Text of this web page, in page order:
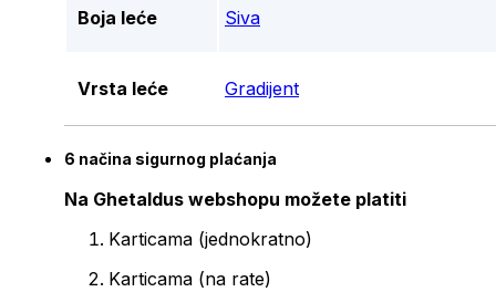
Boja leće Siva
Vrsta leće Gradijent
6 načina sigurnog plaćanja
Na Ghetaldus webshopu možete platiti
Karticama (jednokratno)
Karticama (na rate)